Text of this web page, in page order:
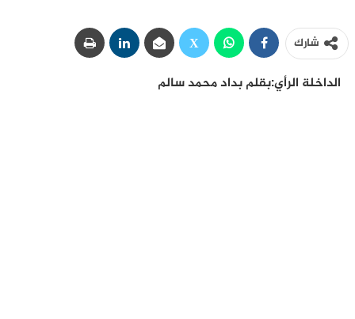
شارك
الداخلة الرأي:بقلم بداد محمد سالم